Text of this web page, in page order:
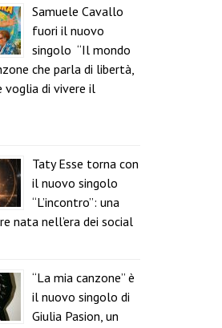
Samuele Cavallo
fuori il nuovo
singolo “Il mondo
che parla di libertà,
voglia di vivere il
Taty Esse torna con
il nuovo singolo
“L’incontro”: una
nata nell’era dei social
“La mia canzone” è
il nuovo singolo di
Giulia Pasion, un